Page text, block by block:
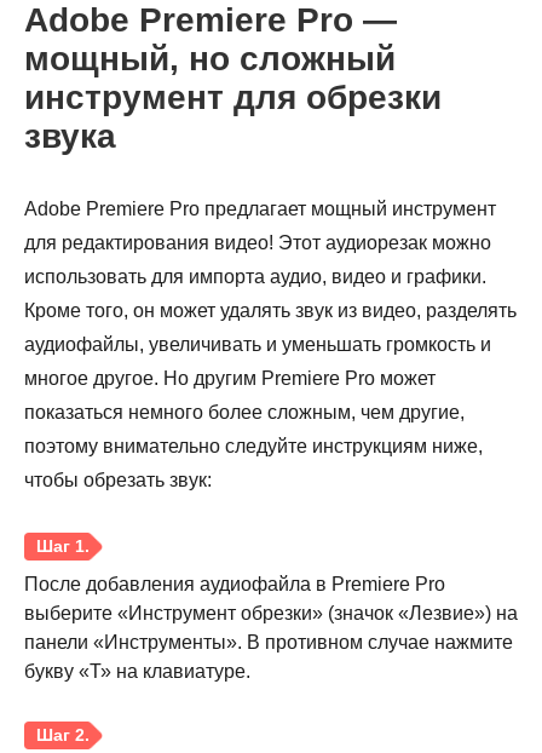
Adobe Premiere Pro —
мощный, но сложный
инструмент для обрезки
звука
Adobe Premiere Pro предлагает мощный инструмент
для редактирования видео! Этот аудиорезак можно
использовать для импорта аудио, видео и графики.
Кроме того, он может удалять звук из видео, разделять
аудиофайлы, увеличивать и уменьшать громкость и
многое другое. Но другим Premiere Pro может
показаться немного более сложным, чем другие,
поэтому внимательно следуйте инструкциям ниже,
чтобы обрезать звук:
После добавления аудиофайла в Premiere Pro
выберите «Инструмент обрезки» (значок «Лезвие») на
панели «Инструменты». В противном случае нажмите
букву «Т» на клавиатуре.